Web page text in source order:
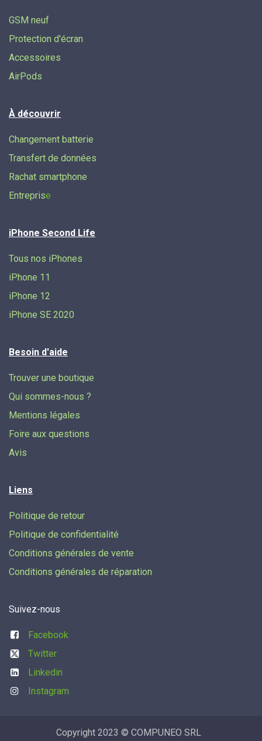
GSM neuf
Protection d'écran
Accessoires
AirPods
À découvrir
Changement batterie
Transfert de données​
Rachat smartphone
Entreprise
iPhone Second Life
Tous nos iPhones
iPhone 11
iPhone 12
iPhone SE 2020
Besoin d'aide
Trouver une boutique
Qui sommes-nous ?
Mentions légales
Foire aux questions
Avis
Liens
Politique de retour
Politique de confidentialité
Conditions générales de vente
Conditions générales de réparation
Suivez-nous
Facebook
Twitter
Linkedin
Instagram
Copyright 2023 © COMPUNEO SRL